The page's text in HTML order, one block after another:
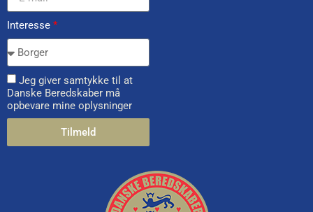
Interesse *
Jeg giver samtykke til at
Danske Beredskaber må
opbevare mine oplysninger
Tilmeld